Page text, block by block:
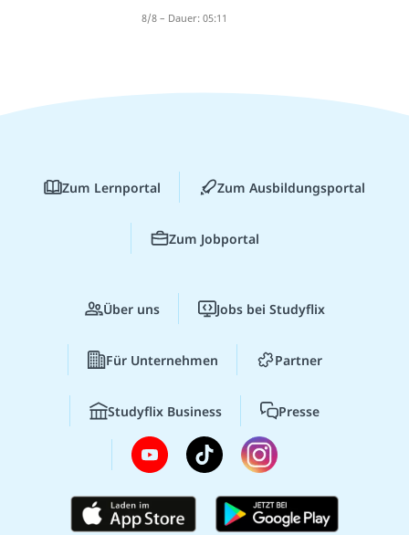
8/8 – Dauer: 05:11
Zum Lernportal Zum Ausbildungsportal
Zum Jobportal
Über uns Jobs bei Studyflix
Für Unternehmen Partner
Studyflix Business Presse